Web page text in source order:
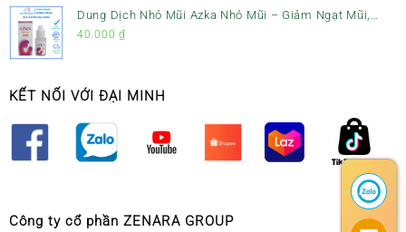
Dung Dịch Nhỏ Mũi Azka Nhỏ Mũi – Giảm Ngạt Mũi,
Sổ Mũi Cho Trẻ Sơ Sinh
40.000 ₫
KẾT NỐI VỚI ĐẠI MINH
Công ty cổ phần ZENARA GROUP